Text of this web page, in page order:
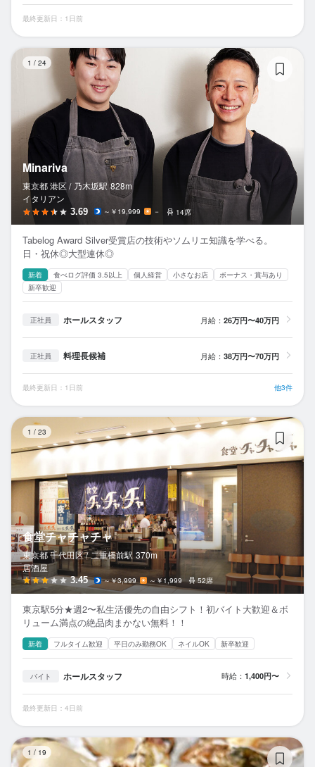
最終更新日：1日前
1 / 24
Minariva
東京都 港区 / 乃木坂駅 828m
イタリアン
3.69 ～￥19,999 － 14席
Tabelog Award Silver受賞店の技術やソムリエ知識を学べる。
日・祝休◎大型連休◎
新着 食べログ評価 3.5以上 個人経営 小さなお店
ボーナス・賞与あり
新卒歓迎
正社員 ホールスタッフ 月給： 26万円〜40万円
正社員 料理長候補 月給： 38万円〜70万円
最終更新日：1日前 他3件
1 / 23
食堂チャチャチャ
東京都 千代田区 / 二重橋前駅 370m
居酒屋
3.45 ～￥3,999 ～￥1,999 52席
東京駅5分★週2〜私生活優先の自由シフト！初バイト大歓迎＆ボ
リューム満点の絶品肉まかない無料！！
新着 フルタイム歓迎 平日のみ勤務OK ネイルOK 新卒歓迎
バイト ホールスタッフ 時給： 1,400円〜
最終更新日：4日前
1 / 19